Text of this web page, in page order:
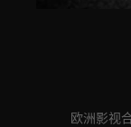
欧洲影视